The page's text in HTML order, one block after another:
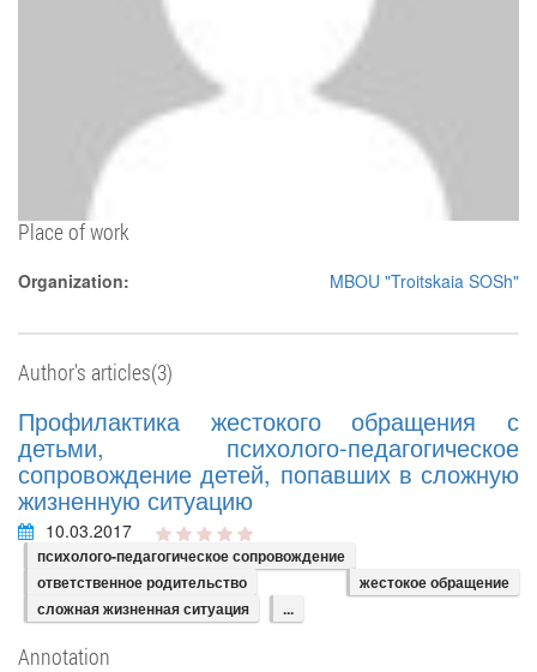
Place of work
Organization: MBOU "Troitskaia SOSh"
Author's articles(3)
Профилактика жестокого обращения с
детьми, психолого-педагогическое
сопровождение детей, попавших в сложную
жизненную ситуацию
10.03.2017
психолого-педагогическое сопровождение
ответственное родительство
жестокое обращение
сложная жизненная ситуация
...
Annotation